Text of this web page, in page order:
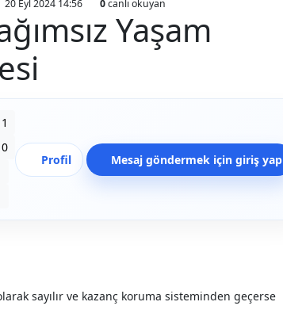
20 Eyl 2024 14:56 0canlı okuyan
Yaşam
Beğen
1
Beğenmeme
0
Yer İmi
Profil Mesaj göndermek için giriş yap
sayılır ve kazanç koruma sisteminden geçerse